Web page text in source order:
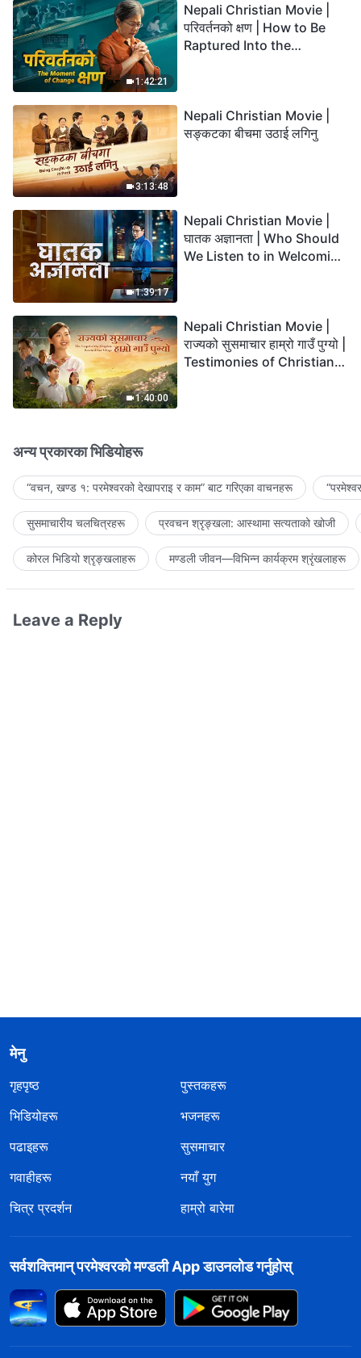
1:42:21
Nepali Christian Movie |
परिवर्तनको क्षण | How to Be
Raptured Into the
3:13:48
Nepali Christian Movie |
सङ्कटका बीचमा उठाई लगिनु
1:39:17
Nepali Christian Movie |
घातक अज्ञानता | Who Should
We Listen to in Welcoming
1:40:00
Nepali Christian Movie |
राज्यको सुसमाचार हाम्रो गाउँ पुग्यो |
Testimonies of Christians
अन्य प्रकारका भिडियोहरू
“वचन, खण्ड १: परमेश्‍वरको देखापराइ र काम” बाट गरिएका वाचनहरू
सुसमाचारीय चलचित्रहरू प्रवचन श्रृङ्खला: आस्थामा सत्यताको खोजी
कोरल भिडियो श्रृङ्खलाहरू मण्डली जीवन—विभिन्‍न कार्यक्रम श्रृंखलाहरू
Leave a Reply
मेनु
गृहपृष्ठ
पुस्तकहरू
भिडियोहरू
भजनहरू
पढाइहरू
सुसमाचार
गवाहीहरू
नयाँ युग
चित्र प्रदर्शन
हाम्रो बारेमा
सर्वशक्तिमान्‌ परमेश्‍वरको मण्डली App डाउनलोड गर्नुहोस्